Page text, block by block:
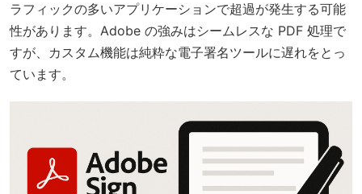
ラフィックの多いアプリケーションで超過が発生する可能
性があります。Adobe の強みはシームレスな PDF 処理で
すが、カスタム機能は純粋な電子署名ツールに遅れをとっ
ています。